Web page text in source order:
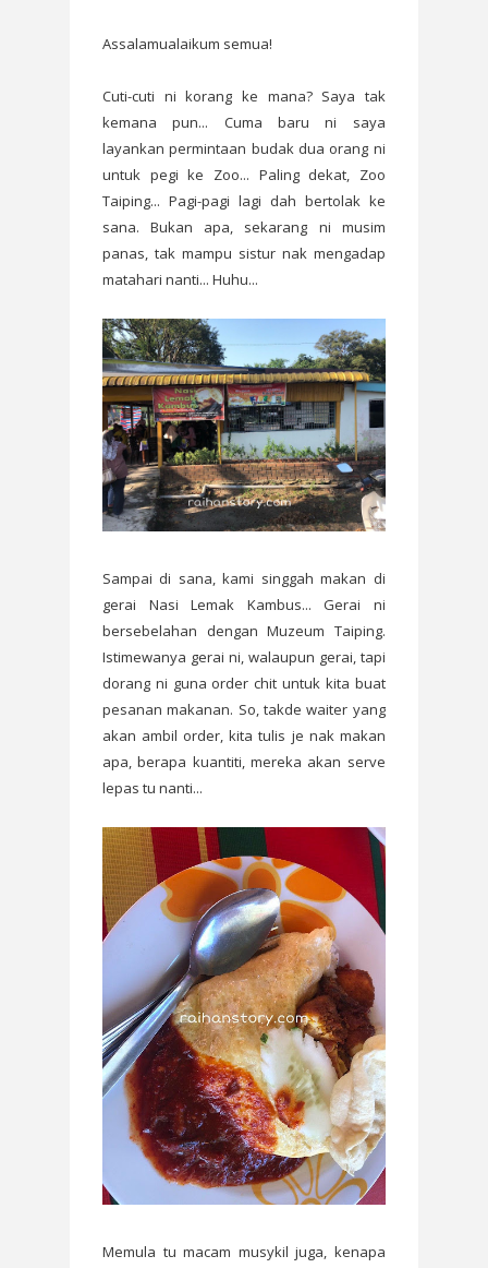
Assalamualaikum semua!
Cuti-cuti ni korang ke mana? Saya tak
kemana pun... Cuma baru ni saya
layankan permintaan budak dua orang ni
untuk pegi ke Zoo... Paling dekat, Zoo
Taiping... Pagi-pagi lagi dah bertolak ke
sana. Bukan apa, sekarang ni musim
panas, tak mampu sistur nak mengadap
matahari nanti... Huhu...
Sampai di sana, kami singgah makan di
gerai Nasi Lemak Kambus... Gerai ni
bersebelahan dengan Muzeum Taiping.
Istimewanya gerai ni, walaupun gerai, tapi
dorang ni guna order chit untuk kita buat
pesanan makanan. So, takde waiter yang
akan ambil order, kita tulis je nak makan
apa, berapa kuantiti, mereka akan serve
lepas tu nanti...
Memula tu macam musykil juga, kenapa